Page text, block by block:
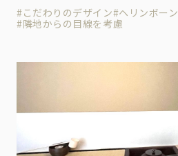
#こだわりのデザイン#ヘリンボーン
#隣地からの目線を考慮